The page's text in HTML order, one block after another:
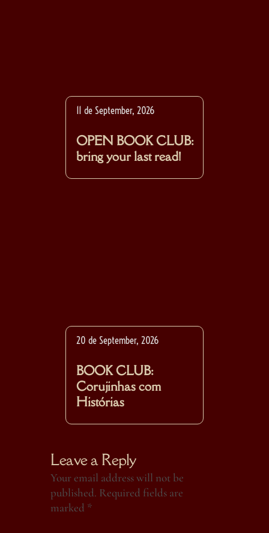
11 de September, 2026
OPEN BOOK CLUB:
bring your last read!
20 de September, 2026
BOOK CLUB:
Corujinhas com
Histórias
Leave a Reply
Your email address will not be
published. Required fields are
marked *